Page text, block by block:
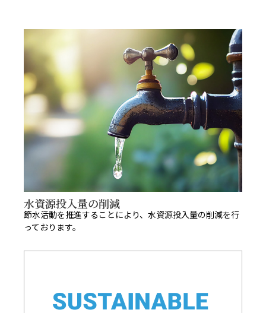
水資源投入量の削減​
節水活動を推進することにより、水資源投入量の削減を行
っております。